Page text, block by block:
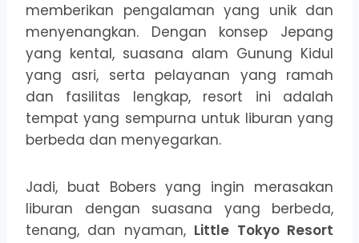
memberikan pengalaman yang unik dan
menyenangkan. Dengan konsep Jepang
yang kental, suasana alam Gunung Kidul
yang asri, serta pelayanan yang ramah
dan fasilitas lengkap, resort ini adalah
tempat yang sempurna untuk liburan yang
berbeda dan menyegarkan.
Jadi, buat Bobers yang ingin merasakan
liburan dengan suasana yang berbeda,
tenang, dan nyaman, Little Tokyo Resort